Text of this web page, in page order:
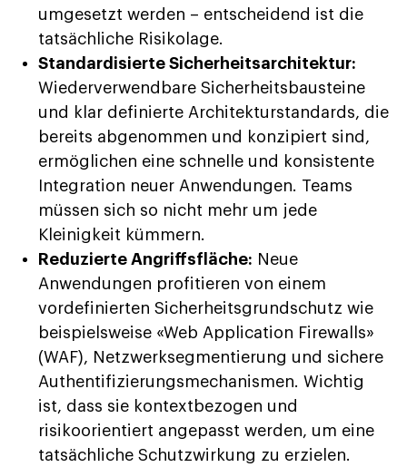
umgesetzt werden – entscheidend ist die
tatsächliche Risikolage.
Standardisierte Sicherheitsarchitektur:
Wiederverwendbare Sicherheitsbausteine
und klar definierte Architekturstandards, die
bereits abgenommen und konzipiert sind,
ermöglichen eine schnelle und konsistente
Integration neuer Anwendungen. Teams
müssen sich so nicht mehr um jede
Kleinigkeit kümmern.
Reduzierte Angriffsfläche: Neue
Anwendungen profitieren von einem
vordefinierten Sicherheitsgrundschutz wie
beispielsweise «Web Application Firewalls»
(WAF), Netzwerksegmentierung und sichere
Authentifizierungsmechanismen. Wichtig
ist, dass sie kontextbezogen und
risikoorientiert angepasst werden, um eine
tatsächliche Schutzwirkung zu erzielen.